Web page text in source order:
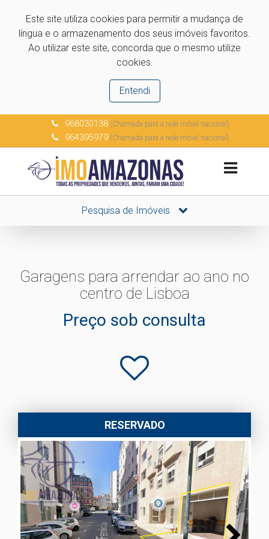
Este site utiliza cookies para permitir a mudança de
língua e o armazenamento dos seus imóveis favoritos.
Ao utilizar este site, concorda que o mesmo utilize
cookies.
Entendi
968030138 (Chamada para a rede móvel nacional)
964395979 (Chamada para a rede móvel nacional)
Pesquisa de Imóveis
Garagens para arrendar ao ano no
centro de Lisboa
Preço sob consulta
RESERVADO